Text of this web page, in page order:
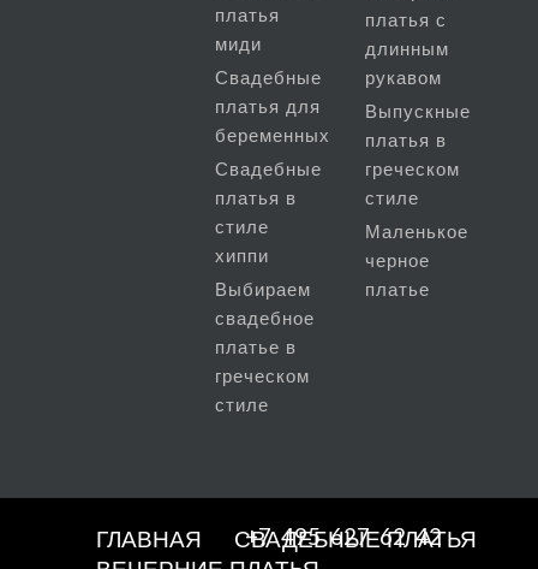
платья
миди
Свадебные
платья для
беременных
Свадебные
платья в
стиле
хиппи
Выбираем
свадебное
платье в
греческом
стиле
платья с
длинным
рукавом
Выпускные
платья в
греческом
стиле
Маленькое
черное
платье
ГЛАВНАЯ
СВАДЕБНЫЕ ПЛАТЬЯ
+7 495 627 62 42